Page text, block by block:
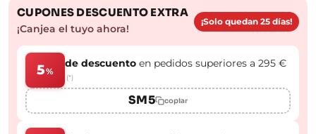
CUPONES DESCUENTO EXTRA
¡Canjea el tuyo ahora!
¡Solo quedan 25 días!
5%
de descuento en pedidos superiores a 295 €
(*)
SM5 copiar